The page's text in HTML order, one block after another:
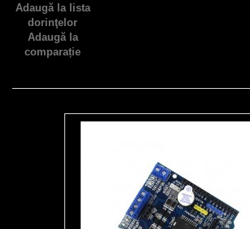
Adaugă la lista
dorinţelor
Adaugă la
comparație